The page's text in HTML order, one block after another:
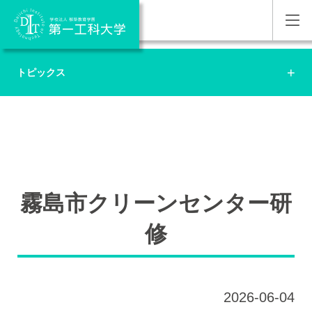
トピックス
霧島市クリーンセンター研
修
2026-06-04